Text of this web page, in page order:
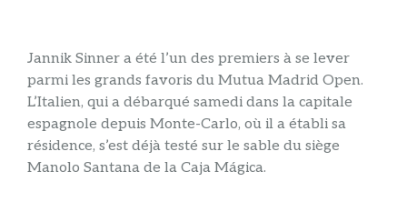
Jannik Sinner a été l’un des premiers à se lever
parmi les grands favoris du Mutua Madrid Open.
L’Italien, qui a débarqué samedi dans la capitale
espagnole depuis Monte-Carlo, où il a établi sa
résidence, s’est déjà testé sur le sable du siège
Manolo Santana de la Caja Mágica.